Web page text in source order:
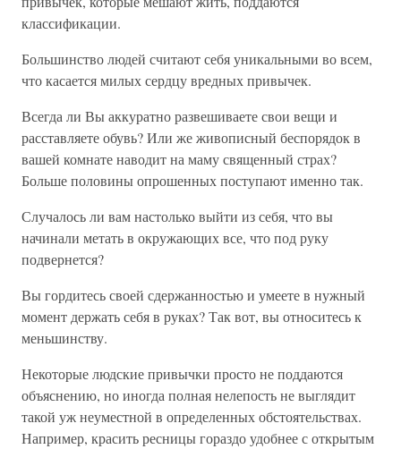
классификации.
Большинство людей считают себя уникальными во всем,
что касается милых сердцу вредных привычек.
Всегда ли Вы аккуратно развешиваете свои вещи и
расставляете обувь? Или же живописный беспорядок в
вашей комнате наводит на маму священный страх?
Больше половины опрошенных поступают именно так.
Случалось ли вам настолько выйти из себя, что вы
начинали метать в окружающих все, что под руку
подвернется?
Вы гордитесь своей сдержанностью и умеете в нужный
момент держать себя в руках? Так вот, вы относитесь к
меньшинству.
Некоторые людские привычки просто не поддаются
объяснению, но иногда полная нелепость не выглядит
такой уж неуместной в определенных обстоятельствах.
Например, красить ресницы гораздо удобнее с открытым